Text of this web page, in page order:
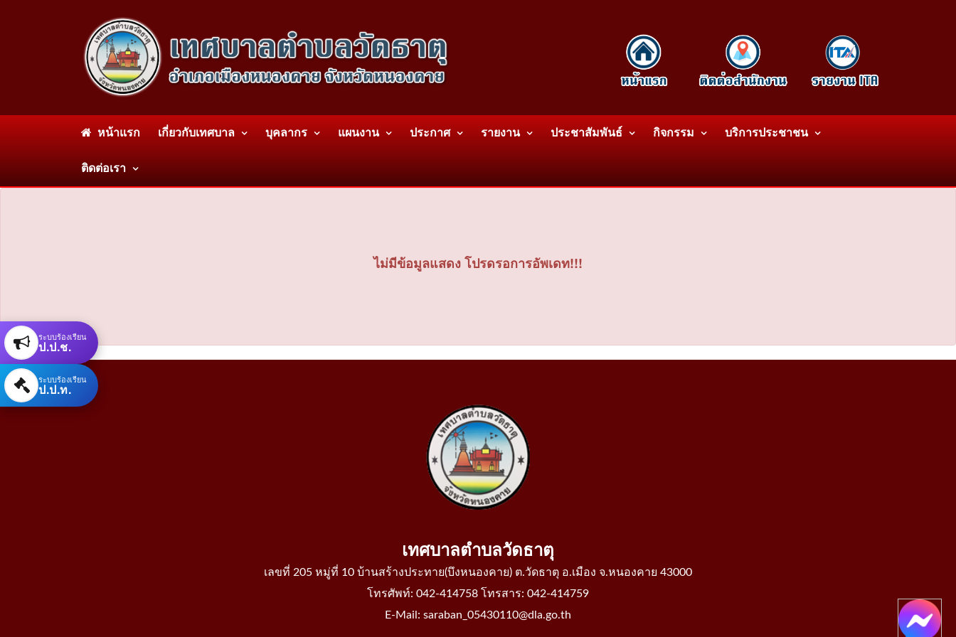
หน้าแรก เกี่ยวกับเทศบาล บุคลากร แผนงาน ประกาศ รายงาน ประชาสัมพันธ์ กิจกรรม บริการประชาชน
ติดต่อเรา
ไม่มีข้อมูลแสดง โปรดรอการอัพเดท!!!
เทศบาลตำบลวัดธาตุ
เลขที่ 205 หมู่ที่ 10 บ้านสร้างประทาย(บึงหนองคาย) ต.วัดธาตุ อ.เมือง จ.หนองคาย 43000
โทรศัพท์: 042-414758 โทรสาร: 042-414759
E-Mail: saraban_05430110@dla.go.th
ระบบร้องเรียน
ป.ป.ช.
ระบบร้องเรียน
ป.ป.ท.